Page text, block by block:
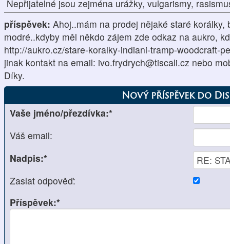
Nepřijatelné jsou zejména urážky, vulgarismy,
příspěvek: Ahoj..mám na prodej nějaké staré
modré..kdyby měl někdo zájem zde odkaz na aukro,
http://aukro.cz/stare-koralky-indiani-tramp-woodcraft-
jinak kontakt na email: ivo.frydrych@tiscali.cz nebo
Díky.
Nový příspěvek do
Vaše jméno/přezdívka:*
Váš email:
Nadpis:*
Zaslat odpověď:
Příspěvek:*